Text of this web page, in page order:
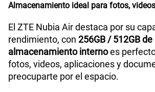
Almacenamiento ideal para fotos,
El ZTE Nubia Air destaca por su
rendimiento, con 256GB / 512GB de
almacenamiento internoes
fotos, videos, aplicaciones y
preocuparte por el espacio.